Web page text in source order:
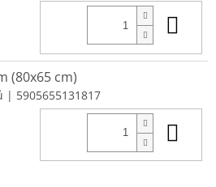
(80x65 cm)
| 5905655131817